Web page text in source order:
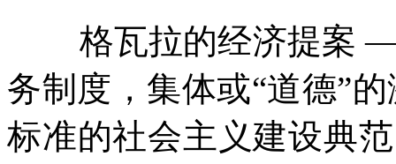
格瓦拉的经济提案
务制度，集体或“道德”
标准的社会主义建设典